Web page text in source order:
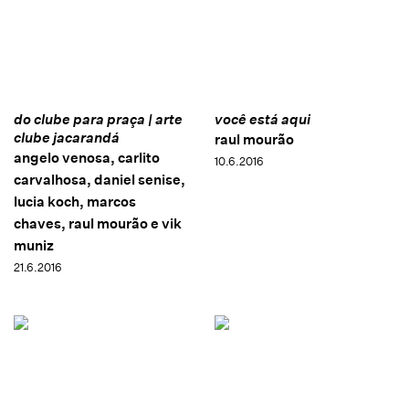
do clube para praça | arte
clube jacarandá
angelo venosa, carlito
carvalhosa, daniel senise,
lucia koch, marcos
chaves, raul mourão e vik
muniz
21.6.2016
você está aqui
raul mourão
10.6.2016